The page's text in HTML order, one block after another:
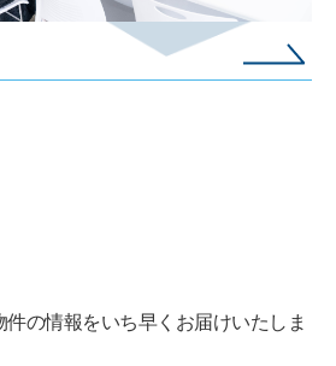
の情報をいち早くお届けいたしま